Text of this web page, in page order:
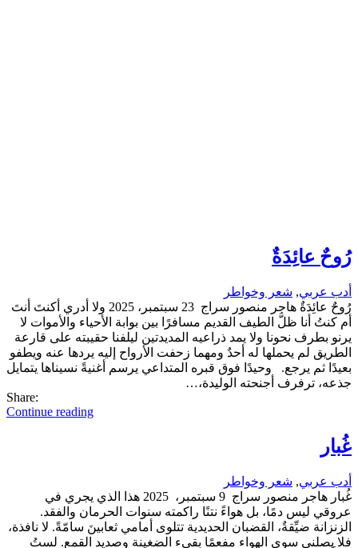
رُوحٌ عائِدَةٌ
أدب عربي, شعر وخواطر
رُوحٌ عائِدَةٌ هاجر منصور سراج 23 سبتمبر، 2025 ولا أدري أكنتَ أنتَ
أم كنتُ أنا ظلَّ الطيف القديم مسافرًا بين بوابة الأحياء والأموات لا
يرنو بطرف نحونا ولا يمد ذراعيه المديدتين ليلفنا حقيبته على قارعة
الطريق لم يحملها له أحدٌ ومهما زحفت الأرواح إليه يردها عنه ويطفو
بعيدًا ثم يرجع. وحيدًا فوق قبره المتداعي يرسم أغنيةً نسيناها يتمايل
جذعه، ترفرف أجنحته الوليدة،…
Share:
Continue reading
غُبار
أدب عربي, شعر وخواطر
غُبار هاجر منصور سراج 9 سبتمبر، 2025 هذا الذي يجري في
عروقي ليس دمًا، بل هواءً نتنًا راكمته سنوات الحرمان والفقد.
الزنزانة ضيِّقةٌ، القضبان الحديدية تتلوى أمامي ثعابينَ سامّةً. لا نافذة،
فلا يصلني سوى الهواء مفعمًا بقيء الضغينة وصديد القمع. لستُ